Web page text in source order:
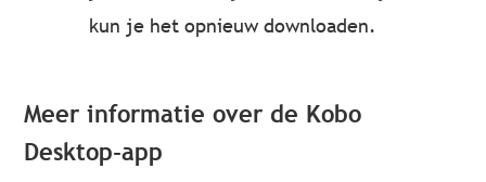
kun je het opnieuw downloaden.
Meer informatie over de Kobo
Desktop-app